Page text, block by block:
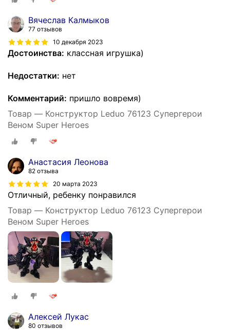
Вячеслав Калмыков
77 отзывов
10 декабря 2023
Достоинства: классная игрушка)
Недостатки: нет
Комментарий: пришло вовремя)
Товар — Конструктор Leduo 76123 Супергерои
Веном Super Heroes
Анастасия Леонова
82 отзыва
20 марта 2023
Отличный, ребенку понравился
Товар — Конструктор Leduo 76123 Супергерои
Веном Super Heroes
Алексей Лукас
80 отзывов